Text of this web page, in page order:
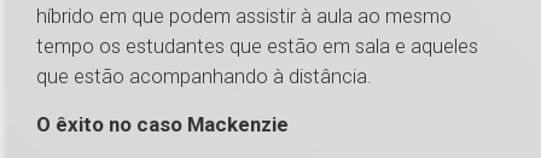
híbrido em que podem assistir à aula ao mesmo
tempo os estudantes que estão em sala e aqueles
que estão acompanhando à distância.
O êxito no caso Mackenzie